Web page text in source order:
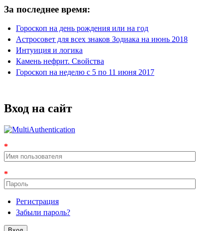
За последнее время:
Гороскоп на день рождения или на год
Астросовет для всех знаков Зодиака на июнь 2018
Интуиция и логика
Камень нефрит. Свойства
Гороскоп на неделю с 5 по 11 июня 2017
Вход на сайт
*
*
Регистрация
Забыли пароль?